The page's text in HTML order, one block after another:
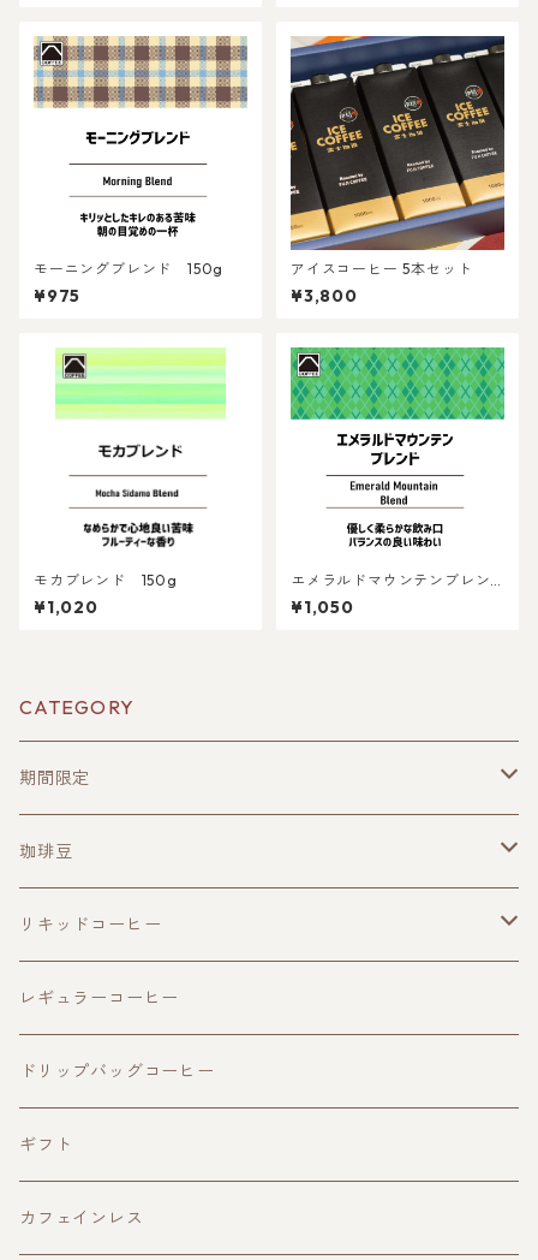
モーニングブレンド 150g
¥975
アイスコーヒー 5本セット
¥3,800
モカブレンド 150g
¥1,020
エメラルドマウンテンブレン
ド 150g
¥1,050
CATEGORY
期間限定
珈琲豆
その他
珈琲豆
ブレンド
ビター
フルーティ
シングルオリジン
ビター
フルーティ
浅煎り
中煎り
中深煎り
リキッドコーヒー
アイスコーヒー
カフェオレベース
レギュラーコーヒー
ドリップバッグコーヒー
ギフト
カフェインレス